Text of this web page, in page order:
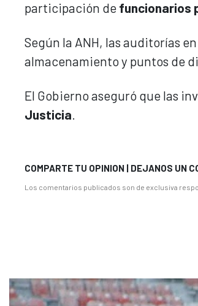
participación de funcionarios
Según la ANH, las auditorías
almacenamiento y puntos de
El Gobierno aseguró que las
Justicia.
COMPARTE TU OPINION | DEJANOS UN
Los comentarios publicados son de exclusiva